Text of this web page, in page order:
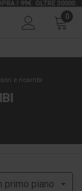
I 99€OLTRE 30000
0
e ricambi